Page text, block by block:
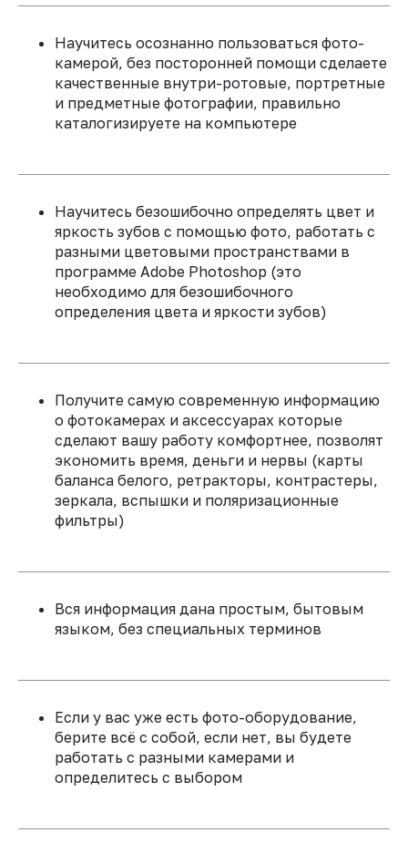
Научитесь осознанно пользоваться фото-
камерой, без посторонней помощи сделаете
качественные внутри-ротовые, портретные
и предметные фотографии, правильно
каталогизируете на компьютере
Научитесь безошибочно определять цвет и
яркость зубов с помощью фото, работать с
разными цветовыми пространствами в
программе Adobe Photoshop (это
необходимо для безошибочного
определения цвета и яркости зубов)
Получите самую современную информацию
о фотокамерах и аксессуарах которые
сделают вашу работу комфортнее, позволят
экономить время, деньги и нервы (карты
баланса белого, ретракторы, контрастеры,
зеркала, вспышки и поляризационные
фильтры)
Вся информация дана простым, бытовым
языком, без специальных терминов
Если у вас уже есть фото-оборудование,
берите всё с собой, если нет, вы будете
работать с разными камерами и
определитесь с выбором